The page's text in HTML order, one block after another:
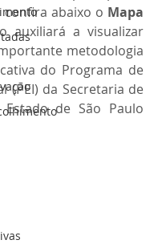
abaixo o Mapa
auxiliará a visualizar
metodologia
do Programa de
(PEI) da Secretaria de
Estado de São Paulo